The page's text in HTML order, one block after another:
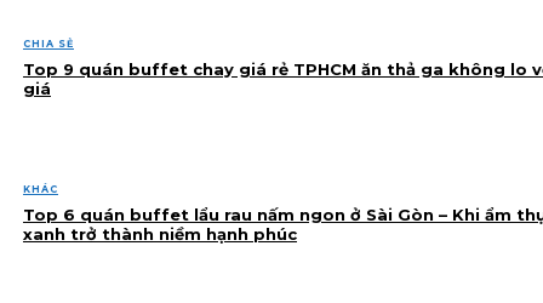
CHIA SẺ
Top 9 quán buffet chay giá rẻ TPHCM ăn thả ga không lo
giá
KHÁC
Top 6 quán buffet lẩu rau nấm ngon ở Sài Gòn – Khi ẩm
xanh trở thành niềm hạnh phúc